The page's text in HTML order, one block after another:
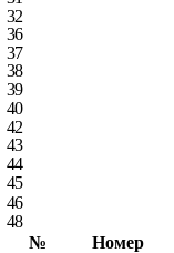
32
36
37
38
39
40
42
43
44
45
46
48
№
Номер